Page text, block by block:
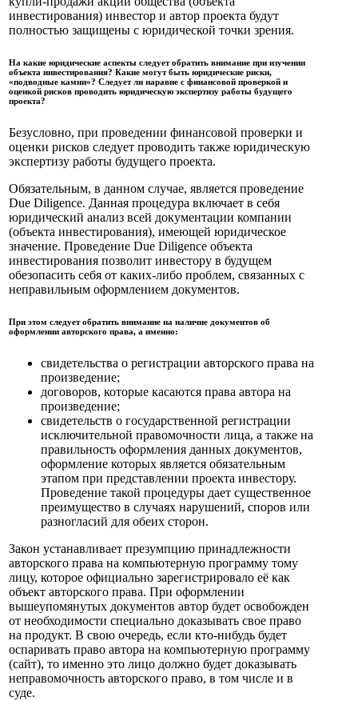
инвестирования) инвестор и автор проекта будут
полностью защищены с юридической точки зрения.
На какие юридические аспекты следует обратить внимание при изучении
объекта инвестирования? Какие могут быть юридические риски,
«подводные камни»? Следует ли наравне с финансовой проверкой и
оценкой рисков проводить юридическую экспертизу работы будущего
проекта?
Безусловно, при проведении финансовой проверки и
оценки рисков следует проводить также юридическую
экспертизу работы будущего проекта.
Обязательным, в данном случае, является проведение
Due Diligence. Данная процедура включает в себя
юридический анализ всей документации компании
(объекта инвестирования), имеющей юридическое
значение. Проведение Due Diligence объекта
инвестирования позволит инвестору в будущем
обезопасить себя от каких-либо проблем, связанных с
неправильным оформлением документов.
При этом следует обратить внимание на наличие документов об
оформлении авторского права, а именно:
свидетельства о регистрации авторского права на
произведение;
договоров, которые касаются права автора на
произведение;
свидетельств о государственной регистрации
исключительной правомочности лица, а также на
правильность оформления данных документов,
оформление которых является обязательным
этапом при представлении проекта инвестору.
Проведение такой процедуры дает существенное
преимущество в случаях нарушений, споров или
разногласий для обеих сторон.
Закон устанавливает презумпцию принадлежности
авторского права на компьютерную программу тому
лицу, которое официально зарегистрировало её как
объект авторского права. При оформлении
вышеупомянутых документов автор будет освобожден
от необходимости специально доказывать свое право
на продукт. В свою очередь, если кто-нибудь будет
оспаривать право автора на компьютерную программу
(сайт), то именно это лицо должно будет доказывать
неправомочность авторского право, в том числе и в
суде.